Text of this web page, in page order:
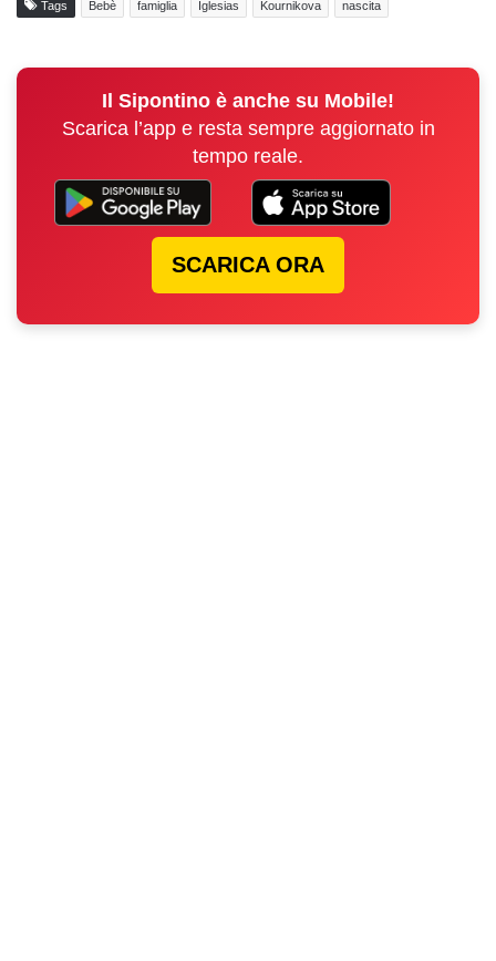
Tags Bebè famiglia Iglesias Kournikova nascita
Il Sipontino è anche su Mobile!
Scarica l’app e resta sempre aggiornato in
tempo reale.
SCARICA ORA